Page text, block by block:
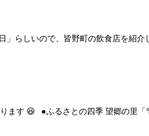
らしいので、皆野町の飲食店を紹
す 😆 ●ふるさとの四季 望郷の里「